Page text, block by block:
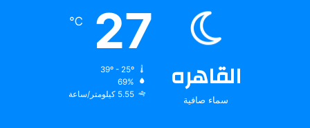
القاهره
سماء صافية
27
℃
69%
5.55 كيلومتر/ساعة